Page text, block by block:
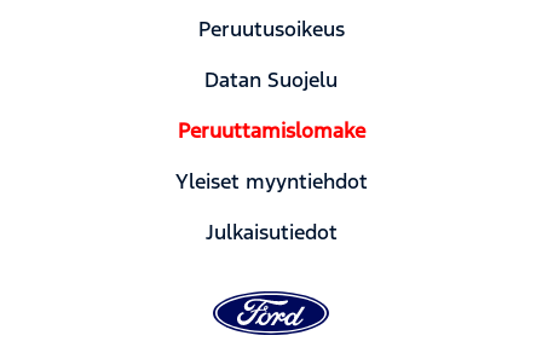
Peruutusoikeus
Datan Suojelu
Peruuttamislomake
Yleiset myyntiehdot
Julkaisutiedot